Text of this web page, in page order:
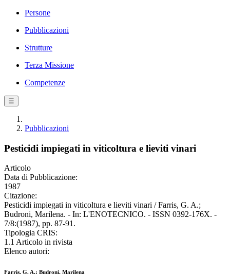
Persone
Pubblicazioni
Strutture
Terza Missione
Competenze
☰
Pubblicazioni
Pesticidi impiegati in viticoltura e lieviti vinari
Articolo
Data di Pubblicazione:
1987
Citazione:
Pesticidi impiegati in viticoltura e lieviti vinari / Farris, G. A.;
Budroni, Marilena. - In: L'ENOTECNICO. - ISSN 0392-176X. -
7/8:(1987), pp. 87-91.
Tipologia CRIS:
1.1 Articolo in rivista
Elenco autori:
Farris, G. A.; Budroni, Marilena